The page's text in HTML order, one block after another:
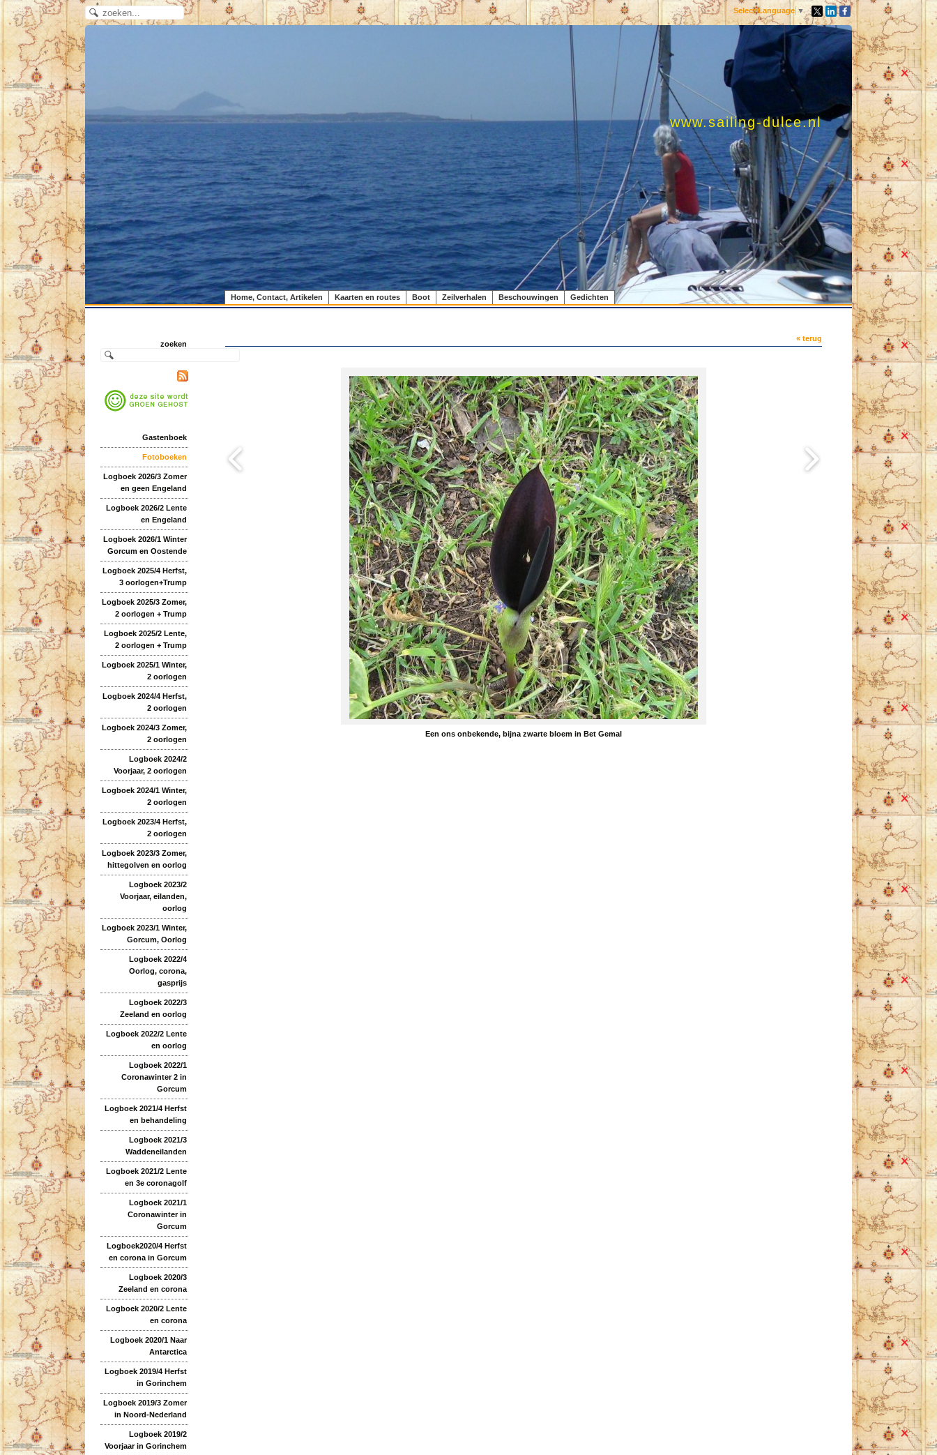
Select Language ▼
www.sailing-dulce.nl
Home, Contact, Artikelen Kaarten en routes Boot Zeilverhalen Beschouwingen Gedichten
zoeken
Gastenboek
Fotoboeken
Logboek 2026/3 Zomer
en geen Engeland
Logboek 2026/2 Lente
en Engeland
Logboek 2026/1 Winter
Gorcum en Oostende
Logboek 2025/4 Herfst,
3 oorlogen+Trump
Logboek 2025/3 Zomer,
2 oorlogen + Trump
Logboek 2025/2 Lente,
2 oorlogen + Trump
Logboek 2025/1 Winter,
2 oorlogen
Logboek 2024/4 Herfst,
2 oorlogen
Logboek 2024/3 Zomer,
2 oorlogen
Logboek 2024/2
Voorjaar, 2 oorlogen
Logboek 2024/1 Winter,
2 oorlogen
Logboek 2023/4 Herfst,
2 oorlogen
Logboek 2023/3 Zomer,
hittegolven en oorlog
Logboek 2023/2
Voorjaar, eilanden,
oorlog
Logboek 2023/1 Winter,
Gorcum, Oorlog
Logboek 2022/4
Oorlog, corona,
gasprijs
Logboek 2022/3
Zeeland en oorlog
Logboek 2022/2 Lente
en oorlog
Logboek 2022/1
Coronawinter 2 in
Gorcum
Logboek 2021/4 Herfst
en behandeling
Logboek 2021/3
Waddeneilanden
Logboek 2021/2 Lente
en 3e coronagolf
Logboek 2021/1
Coronawinter in
Gorcum
Logboek2020/4 Herfst
en corona in Gorcum
Logboek 2020/3
Zeeland en corona
Logboek 2020/2 Lente
en corona
Logboek 2020/1 Naar
Antarctica
Logboek 2019/4 Herfst
in Gorinchem
Logboek 2019/3 Zomer
in Noord-Nederland
Logboek 2019/2
Voorjaar in Gorinchem
« terug
Een ons onbekende, bijna zwarte bloem in Bet Gemal